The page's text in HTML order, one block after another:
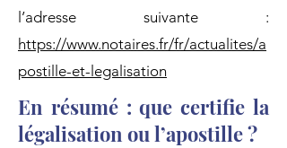
l’adresse suivante :
https://www.notaires.fr/fr/actualites/a
postille-et-legalisation
En résumé : que certifie la
légalisation ou l’apostille ?